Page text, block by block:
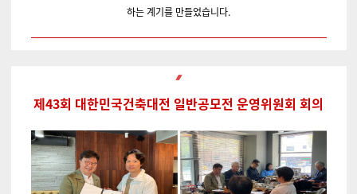
하는 계기를 만들었습니다.
제43회 대한민국건축대전 일반공모전 운영위원회 회의